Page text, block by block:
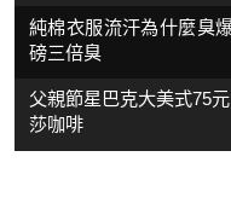
純棉衣服流汗為什麼臭
磅三倍臭
父親節星巴克大美式75
莎咖啡